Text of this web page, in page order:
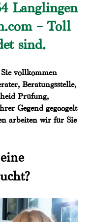
Langlingen
– Toll
sind.
vollkommen
Beratungsstelle,
Prüfung,
Gegend gegoogelt
arbeiten wir für Sie